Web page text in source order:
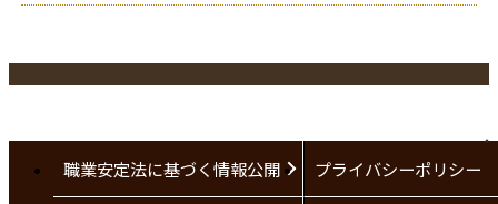
職業安定法に基づく情報公開 プライバシーポリシー